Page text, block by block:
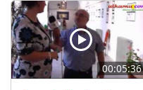
00:05:36